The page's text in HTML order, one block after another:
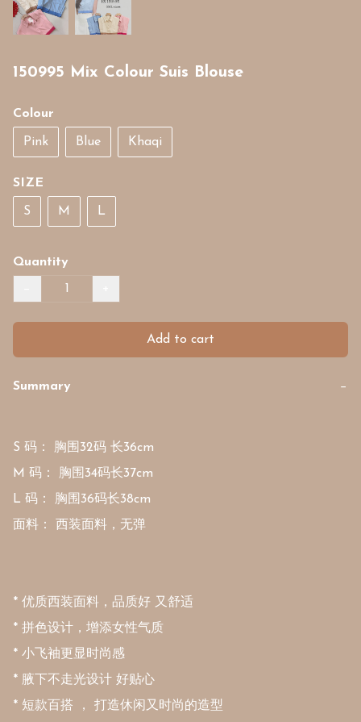
150995 Mix Colour Suis Blouse
Colour
Pink Blue Khaqi
SIZE
S M L
Quantity
Add to cart
Summary −
S 码： 胸围32码 长36cm
M 码： 胸围34码长37cm
L 码： 胸围36码长38cm
面料： 西装面料，无弹
* 优质西装面料，品质好 又舒适
* 拼色设计，增添女性气质
* 小飞袖更显时尚感
* 腋下不走光设计 好贴心
* 短款百搭 ， 打造休闲又时尚的造型